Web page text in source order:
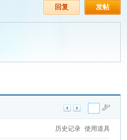
发帖
回复
历史记录 使用道具